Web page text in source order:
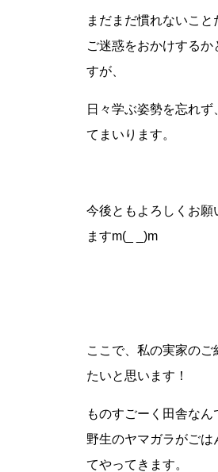
まだまだ慣れないこと
ご迷惑をおかけするか
すが、
日々学ぶ姿勢を忘れず
てまいります。
今後ともよろしくお願
ますm(_ _)m
ここで、私の実家のご
たいと思います！
ものすごーく田舎なん
野生のヤマガラがごは
てやってきます。